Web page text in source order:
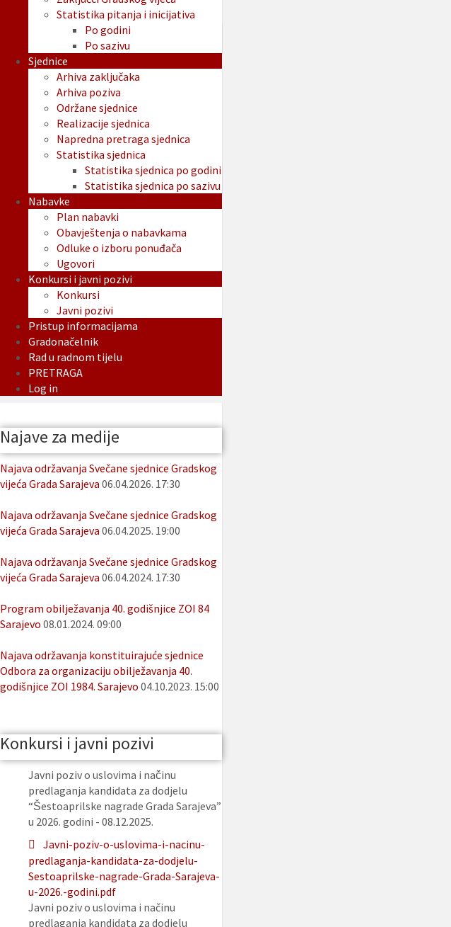
Statistika pitanja i inicijativa
Po godini
Po sazivu
Sjednice
Arhiva zaključaka
Arhiva poziva
Održane sjednice
Realizacije sjednica
Napredna pretraga sjednica
Statistika sjednica
Statistika sjednica po godini
Statistika sjednica po sazivu
Nabavke
Plan nabavki
Obavještenja o nabavkama
Odluke o izboru ponuđača
Ugovori
Konkursi i javni pozivi
Konkursi
Javni pozivi
Pristup informacijama
Gradonačelnik
Rad u radnom tijelu
PRETRAGA
Log in
Najave za medije
Najava održavanja Svečane sjednice Gradskog
vijeća Grada Sarajeva 06.04.2026. 17:30
Najava održavanja Svečane sjednice Gradskog
vijeća Grada Sarajeva 06.04.2025. 19:00
Najava održavanja Svečane sjednice Gradskog
vijeća Grada Sarajeva 06.04.2024. 17:30
Program obilježavanja 40. godišnjice ZOI 84
Sarajevo 08.01.2024. 09:00
Najava održavanja konstituirajuće sjednice
Odbora za organizaciju obilježavanja 40.
godišnjice ZOI 1984. Sarajevo 04.10.2023. 15:00
Konkursi i javni pozivi
Javni poziv o uslovima i načinu
predlaganja kandidata za dodjelu
“Šestoaprilske nagrade Grada Sarajeva”
u 2026. godini - 08.12.2025.
Javni-poziv-o-uslovima-i-nacinu-
predlaganja-kandidata-za-dodjelu-
Sestoaprilske-nagrade-Grada-Sarajeva-
u-2026.-godini.pdf
Javni poziv o uslovima i načinu
predlaganja kandidata za dodjelu